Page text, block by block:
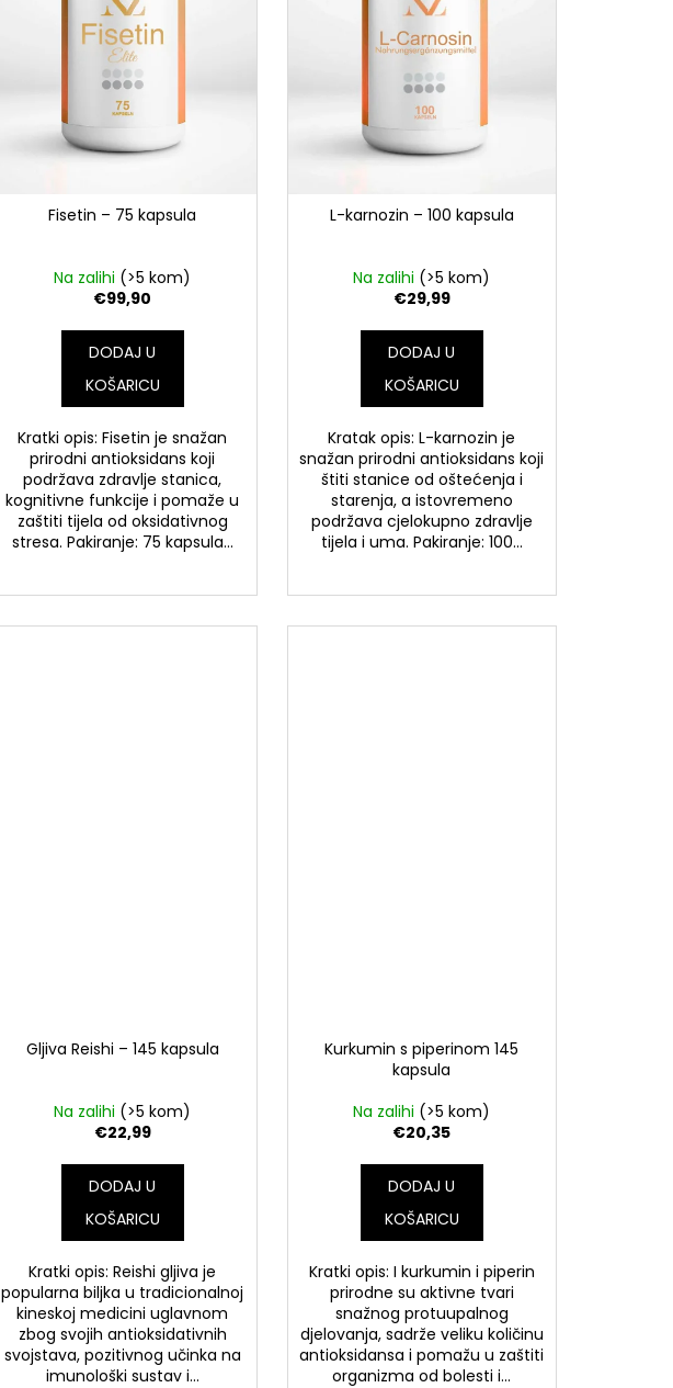
Fisetin – 75 kapsula
Na zalihi (>5 kom)
€99,90
DODAJ U
KOŠARICU
Kratki opis: Fisetin je snažan
prirodni antioksidans koji
podržava zdravlje stanica,
kognitivne funkcije i pomaže u
zaštiti tijela od oksidativnog
stresa. Pakiranje: 75 kapsula...
L-karnozin – 100 kapsula
Na zalihi (>5 kom)
€29,99
DODAJ U
KOŠARICU
Kratak opis: L-karnozin je
snažan prirodni antioksidans koji
štiti stanice od oštećenja i
starenja, a istovremeno
podržava cjelokupno zdravlje
tijela i uma. Pakiranje: 100...
Gljiva Reishi – 145 kapsula
Na zalihi (>5 kom)
€22,99
DODAJ U
KOŠARICU
Kratki opis: Reishi gljiva je
popularna biljka u tradicionalnoj
kineskoj medicini uglavnom
zbog svojih antioksidativnih
svojstava, pozitivnog učinka na
imunološki sustav i...
Kurkumin s piperinom 145
kapsula
Na zalihi (>5 kom)
€20,35
DODAJ U
KOŠARICU
Kratki opis: I kurkumin i piperin
prirodne su aktivne tvari
snažnog protuupalnog
djelovanja, sadrže veliku količinu
antioksidansa i pomažu u zaštiti
organizma od bolesti i...